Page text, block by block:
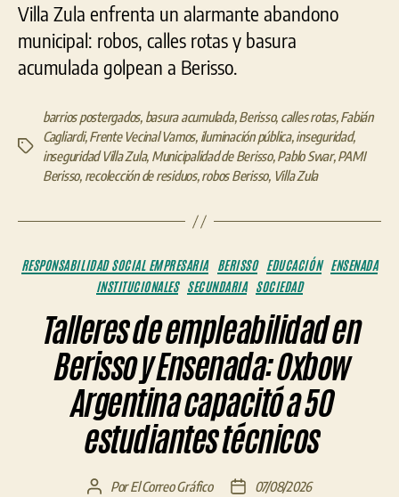
Villa Zula enfrenta un alarmante abandono
municipal: robos, calles rotas y basura
acumulada golpean a Berisso.
Etiquetas
barrios postergados, basura acumulada,Berisso, calles rotas,Fabián
Cagliardi,Frente Vecinal Vamos, iluminación pública,inseguridad,
inseguridad Villa Zula, Municipalidad de Berisso,Pablo Swar,PAMI
Berisso, recolección de residuos,robos Berisso, Villa Zula
Categorías
RESPONSABILIDAD SOCIAL EMPRESARIA BERISSO EDUCACIÓN
ENSENADA
INSTITUCIONALES SECUNDARIA SOCIEDAD
Talleres de empleabilidad en
Berisso y Ensenada: Oxbow
Argentina capacitó a 50
estudiantes técnicos
AutorPorEl Correo Gráfico
Fecha07/08/2026